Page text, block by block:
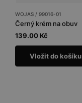
WOJAS / 99016-01
Černý krém na obuv
139.00 Kč
Vložit do košíku